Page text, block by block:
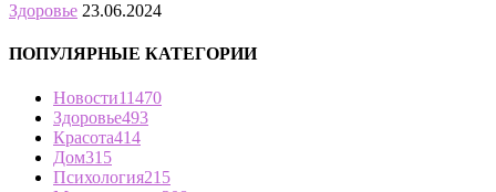
Здоровье 23.06.2024
ПОПУЛЯРНЫЕ КАТЕГОРИИ
Новости11470
Здоровье493
Красота414
Дом315
Психология215